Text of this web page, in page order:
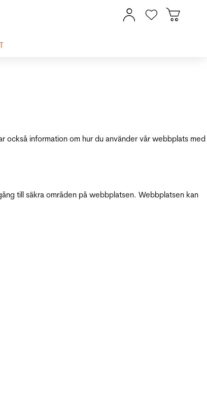
också information om hur du använder vår webbplats med
till säkra områden på webbplatsen. Webbplatsen kan